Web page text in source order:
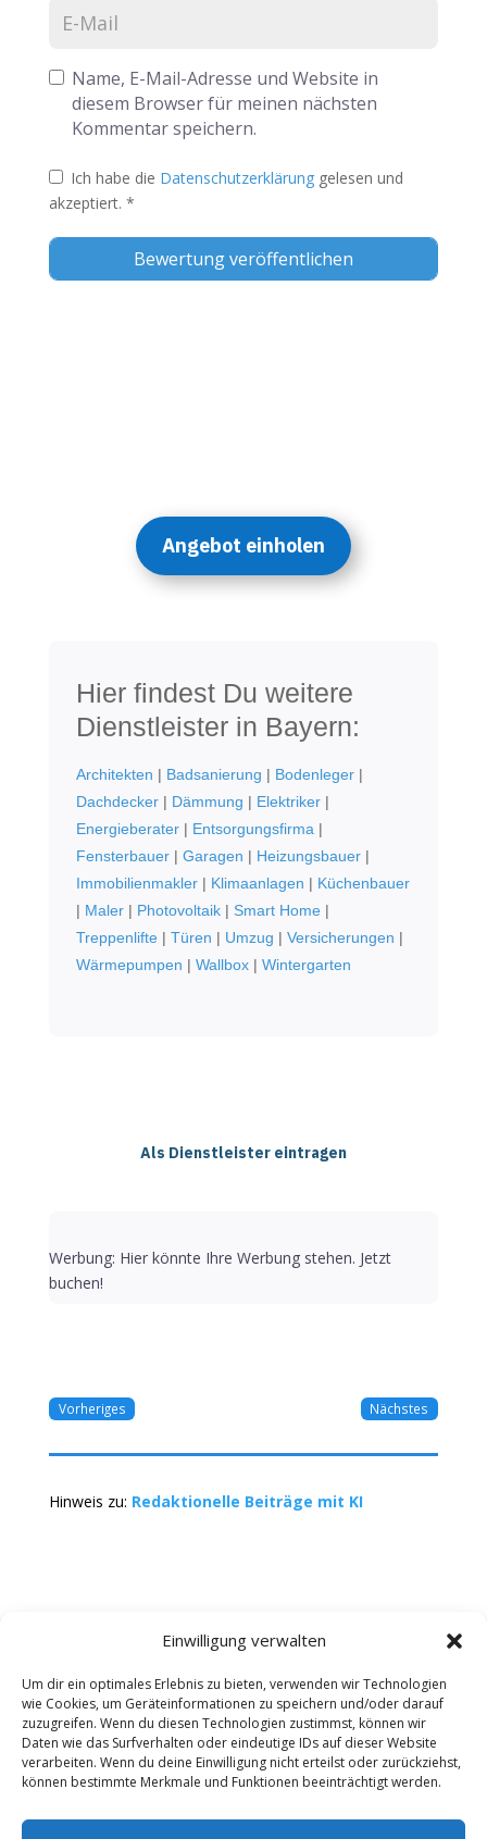
Einwilligung verwalten
Um dir ein optimales Erlebnis zu bieten, verwenden wir Technologien
wie Cookies, um Geräteinformationen zu speichern und/oder darauf
zuzugreifen. Wenn du diesen Technologien zustimmst, können wir
Daten wie das Surfverhalten oder eindeutige IDs auf dieser Website
verarbeiten. Wenn du deine Einwilligung nicht erteilst oder zurückziehst,
können bestimmte Merkmale und Funktionen beeinträchtigt werden.
Name, E-Mail-Adresse und Website in
diesem Browser für meinen nächsten
Kommentar speichern.
Ich habe die Datenschutzerklärung gelesen und
akzeptiert. *
Angebot einholen
Hier findest Du weitere
Dienstleister in Bayern:
Architekten | Badsanierung | Bodenleger|
Dachdecker| Dämmung | Elektriker|
Energieberater| Entsorgungsfirma |
Fensterbauer| Garagen | Heizungsbauer|
Immobilienmakler| Klimaanlagen | Küchenbauer
| Maler| Photovoltaik| Smart Home|
Treppenlifte| Türen | Umzug | Versicherungen |
Wärmepumpen | Wallbox| Wintergarten
Als Dienstleister eintragen
Werbung: Hier könnte Ihre Werbung stehen. Jetzt
buchen!
Vorheriges Nächstes
Hinweis zu: Redaktionelle Beiträge mit KI
Kontakt Impressum
Datenschutz
Werbung buchen
AGB
Copyright 2025-2026 | Web24 Consulting AVO UG |
Alle Rechte vorbehalten *Werbehinweis: Die ist ein